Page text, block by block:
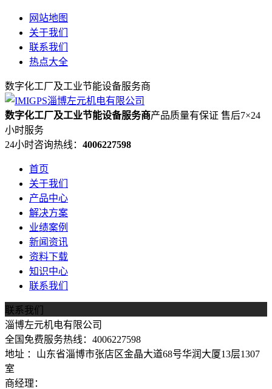
网站地图
关于我们
联系我们
热点大全
数字化工厂及工业节能设备服务商
数字化工厂及工业节能设备服务商产品质量有保证 售后7×24
小时服务
24小时咨询热线： 4006227598
首页
关于我们
产品中心
解决方案
业绩案例
新闻资讯
资料下载
知识中心
联系我们
联系我们
淄博左元机电有限公司
全国免费服务热线：4006227598
地址 ：山东省淄博市张店区金晶大道68号华润大厦13层1307
室
商经理：